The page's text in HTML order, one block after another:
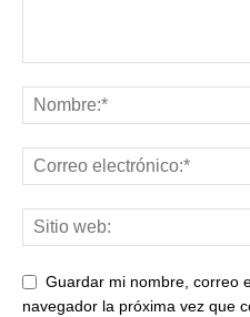
Guardar mi nombre, correo
navegador la próxima vez que